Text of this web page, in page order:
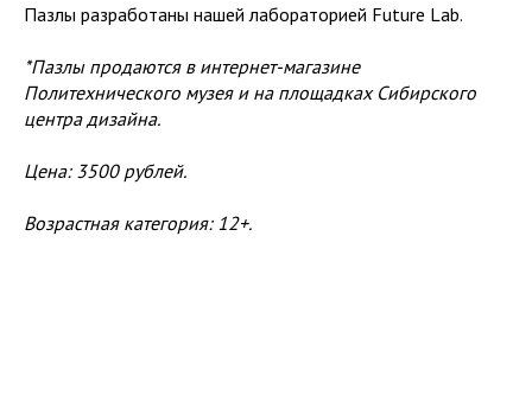
Пазлы разработаны нашей лабораторией Future Lab.
*Пазлы продаются в интернет-магазине
Политехнического музея и на площадках Сибирского
центра дизайна.
Цена: 3500 рублей.
Возрастная категория: 12+.